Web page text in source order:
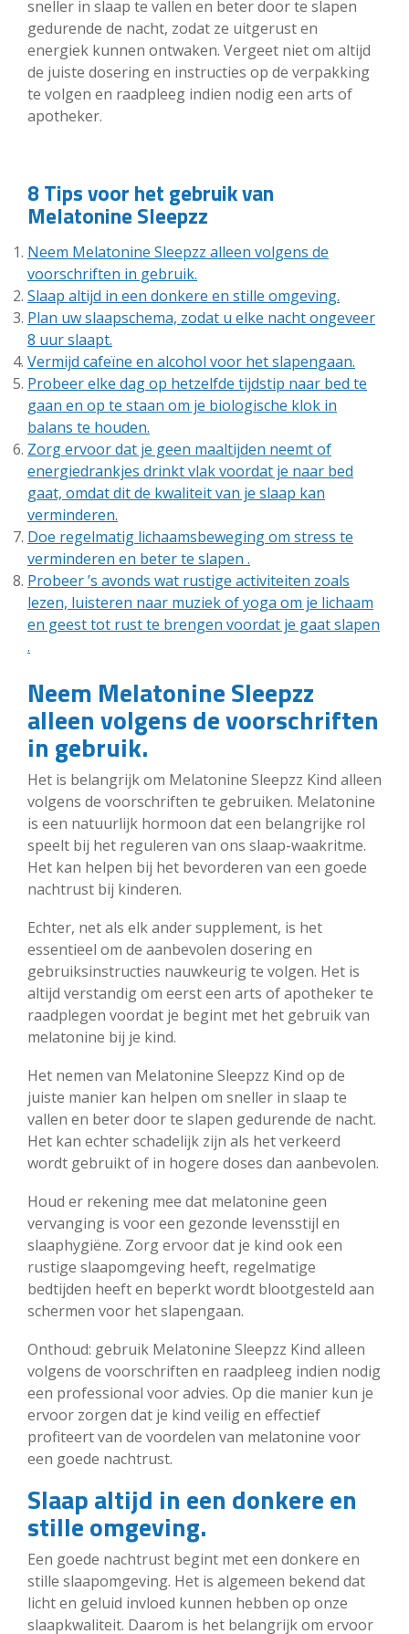
sneller in slaap te vallen en beter door te slapen
gedurende de nacht, zodat ze uitgerust en
energiek kunnen ontwaken. Vergeet niet om altijd
de juiste dosering en instructies op de verpakking
te volgen en raadpleeg indien nodig een arts of
apotheker.
8 Tips voor het gebruik van
Melatonine Sleepzz
Neem Melatonine Sleepzz alleen volgens de
voorschriften in gebruik.
Slaap altijd in een donkere en stille omgeving.
Plan uw slaapschema, zodat u elke nacht ongeveer
8 uur slaapt.
Vermijd cafeïne en alcohol voor het slapengaan.
Probeer elke dag op hetzelfde tijdstip naar bed te
gaan en op te staan ​​om je biologische klok in
balans te houden.
Zorg ervoor dat je geen maaltijden neemt of
energiedrankjes drinkt vlak voordat je naar bed
gaat, omdat dit de kwaliteit van je slaap kan
verminderen.
Doe regelmatig lichaamsbeweging om stress te
verminderen en beter te slapen .
Probeer ’s avonds wat rustige activiteiten zoals
lezen, luisteren naar muziek of yoga om je lichaam
en geest tot rust te brengen voordat je gaat slapen
.
Neem Melatonine Sleepzz
alleen volgens de voorschriften
in gebruik.
Het is belangrijk om Melatonine Sleepzz Kind alleen
volgens de voorschriften te gebruiken. Melatonine
is een natuurlijk hormoon dat een belangrijke rol
speelt bij het reguleren van ons slaap-waakritme.
Het kan helpen bij het bevorderen van een goede
nachtrust bij kinderen.
Echter, net als elk ander supplement, is het
essentieel om de aanbevolen dosering en
gebruiksinstructies nauwkeurig te volgen. Het is
altijd verstandig om eerst een arts of apotheker te
raadplegen voordat je begint met het gebruik van
melatonine bij je kind.
Het nemen van Melatonine Sleepzz Kind op de
juiste manier kan helpen om sneller in slaap te
vallen en beter door te slapen gedurende de nacht.
Het kan echter schadelijk zijn als het verkeerd
wordt gebruikt of in hogere doses dan aanbevolen.
Houd er rekening mee dat melatonine geen
vervanging is voor een gezonde levensstijl en
slaaphygiëne. Zorg ervoor dat je kind ook een
rustige slaapomgeving heeft, regelmatige
bedtijden heeft en beperkt wordt blootgesteld aan
schermen voor het slapengaan.
Onthoud: gebruik Melatonine Sleepzz Kind alleen
volgens de voorschriften en raadpleeg indien nodig
een professional voor advies. Op die manier kun je
ervoor zorgen dat je kind veilig en effectief
profiteert van de voordelen van melatonine voor
een goede nachtrust.
Slaap altijd in een donkere en
stille omgeving.
Een goede nachtrust begint met een donkere en
stille slaapomgeving. Het is algemeen bekend dat
licht en geluid invloed kunnen hebben op onze
slaapkwaliteit. Daarom is het belangrijk om ervoor